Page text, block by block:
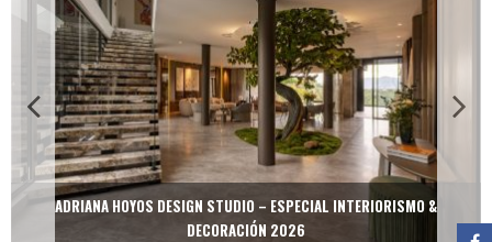
ADRIANA HOYOS DESIGN STUDIO – ESPECIAL INTERIORISMO &
DECORACIÓN 2026